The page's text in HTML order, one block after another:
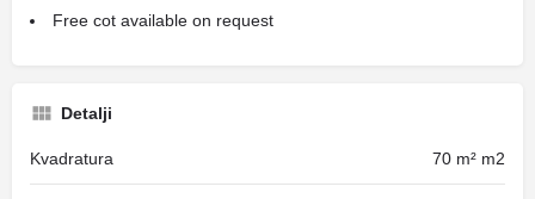
Free cot available on request
Detalji
Kvadratura 70 m² m2